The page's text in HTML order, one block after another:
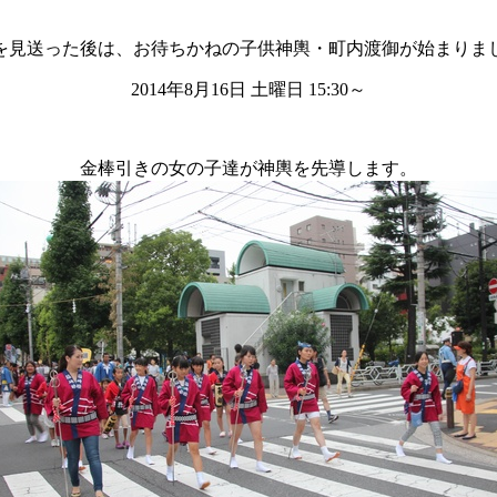
見送った後は、お待ちかねの子供神輿・町内渡御が始まりま
2014年8月16日 土曜日 15:30～
金棒引きの女の子達が神輿を先導します。